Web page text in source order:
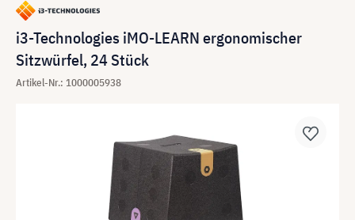
i3-Technologies iMO-LEARN ergonomischer
Sitzwürfel, 24 Stück
Artikel-Nr.: 1000005938